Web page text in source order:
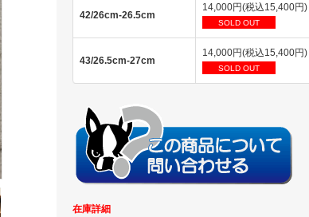
42/26cm-26.5cm
14,000円(税込15,400円)
SOLD OUT
43/26.5cm-27cm
14,000円(税込15,400円)
SOLD OUT
在庫詳細